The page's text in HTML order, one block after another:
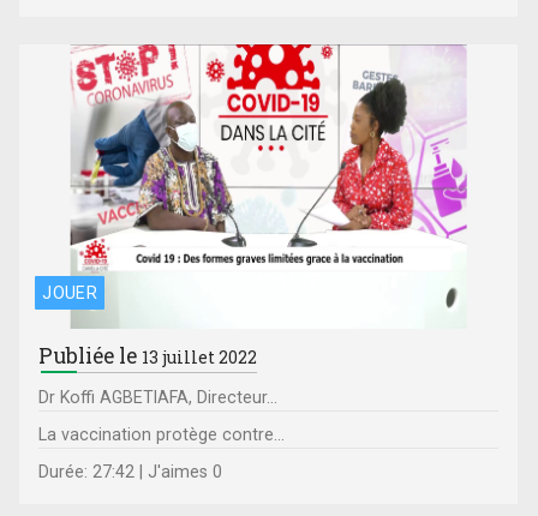
JOUER
Publiée le 13 juillet 2022
Dr Koffi AGBETIAFA, Directeur...
La vaccination protège contre...
Durée: 27:42 | J'aimes 0